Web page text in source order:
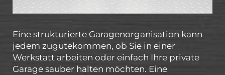
Eine strukturierte Garagenorganisation kann
jedem zugutekommen, ob Sie in einer
Werkstatt arbeiten oder einfach Ihre private
Garage sauber halten möchten. Eine